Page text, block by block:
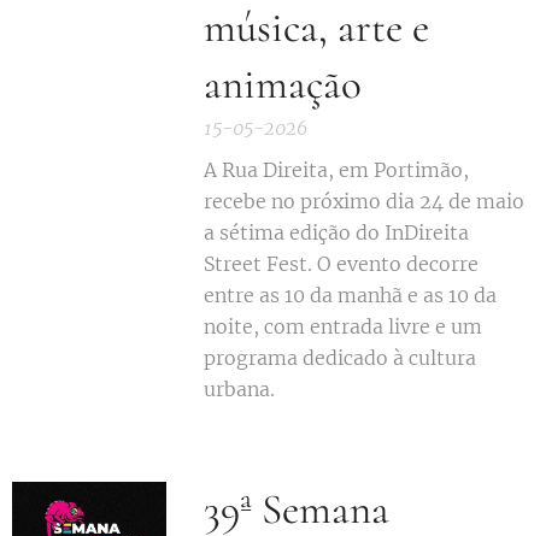
música, arte e
animação
15-05-2026
A Rua Direita, em Portimão,
recebe no próximo dia 24 de maio
a sétima edição do InDireita
Street Fest. O evento decorre
entre as 10 da manhã e as 10 da
noite, com entrada livre e um
programa dedicado à cultura
urbana.
39ª Semana